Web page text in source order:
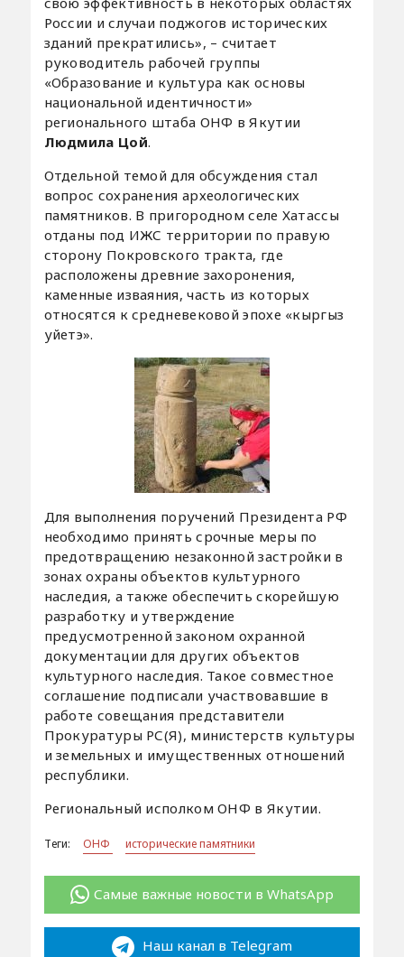
России и случаи поджогов исторических
зданий прекратились», – считает
руководитель рабочей группы
«Образование и культура как основы
национальной идентичности»
регионального штаба ОНФ в Якутии
Людмила Цой.
Отдельной темой для обсуждения стал
вопрос сохранения археологических
памятников. В пригородном селе Хатассы
отданы под ИЖС территории по правую
сторону Покровского тракта, где
расположены древние захоронения,
каменные изваяния, часть из которых
относятся к средневековой эпохе «кыргыз
уйетэ».
Для выполнения поручений Президента РФ
необходимо принять срочные меры по
предотвращению незаконной застройки в
зонах охраны объектов культурного
наследия, а также обеспечить скорейшую
разработку и утверждение
предусмотренной законом охранной
документации для других объектов
культурного наследия. Такое совместное
соглашение подписали участвовавшие в
работе совещания представители
Прокуратуры РС(Я), министерств культуры
и земельных и имущественных отношений
республики.
Региональный исполком ОНФ в Якутии.
Теги: ОНФ исторические памятники
Самые важные новости в WhatsApp
Наш канал в Telegram